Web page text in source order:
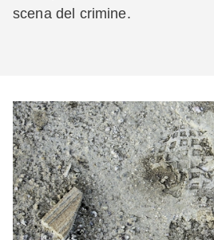
scena del crimine.